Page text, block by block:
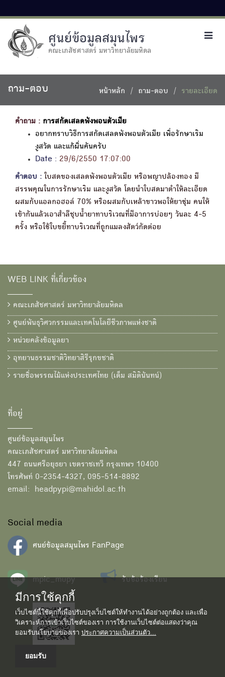
ศูนย์ข้อมูลสมุนไพร
คณะเภสัชศาสตร์ มหาวิทยาลัยมหิดล
ถาม-ตอบ หน้าหลัก ถาม-ตอบ รายละเอียด
คำถาม : การสกัดเสลดพังพอนตัวเมีย
อยากทราบวิธีการสกัดเสลดพังพอนตัวเมีย เพื่อรักษาเริม
งูสวัด และแก้ผื่นคันครับ
Date : 29/6/2550 17:07:00
คำตอบ : ใบสดของเสลดพังพอนตัวเมีย หรือพญาปล้องทอง มี
สรรพคุณในการรักษาเริม และงูสวัด โดยนำใบสดมาตำให้ละเอียด
ผสมกับแอลกอฮอล์ 70% หรือผสมกับเหล้าขาวพอให้ยาชุ่ม คนให้
เข้ากันแล้วเอาสำลีชุบน้ำยาทาบริเวณที่มีอาการบ่อยๆ วันละ 4-5
ครั้ง หรือใช้ใบขยี้ทาบริเวณที่ถูกแมลงสัตว์กัดต่อย
WEB LINK ที่เกี่ยวข้อง
คณะเภสัชศาสตร์ มหาวิทยาลัยมหิดล
ศูนย์พันธุวิศวกรรมและเทคโนโลยีชีวภาพแห่งชาติ
หน่วยคลังข้อมูลยา
อุทยานธรรมชาติวิทยาสิรีรุกขชาติ
รายชื่อพรรณไม้แห่งประเทศไทย (เต็ม สมิตินันทน์)
ที่อยู่
ศูนย์ข้อมูลสมุนไพร
คณะเภสัชศาสตร์ มหาวิทยาลัยมหิดล
447 ถนนศรีอยุธยา เขตราชเทวี กรุงเทพฯ 10400
โทรศัพท์ 0-2354-4327, 095-514-8892
email: headpypi@mahidol.ac.th
Social media
ศนย์ข้อมูลสมุนไพร FanPage
mpic_mupy รับข้อร้องเรียน
มีการใช้คุกกี้
เว็บไซต์นี้ใช้คุกกี้เพื่อปรับปรุงเว็บไซต์ให้ทำงานได้อย่างถูกต้อง และเพื่อ
วิเคราะห์การเข้าเว็บไซต์ของเรา การใช้งานเว็บไซต์ต่อแสดงว่าคุณ
ยอมรับนโยบายของเรา ประกาศความเป็นส่วนตัว...
ยอมรับ